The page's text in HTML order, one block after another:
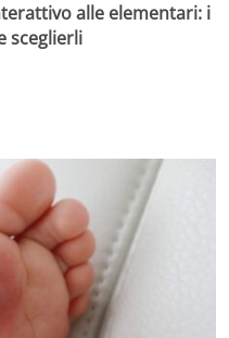
alle elementari: i
sceglierli